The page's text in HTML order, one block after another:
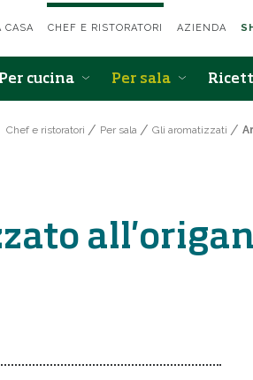
CASA CHEF E RISTORATORI AZIENDA
Per cucina Per sala
Chef e ristoratori Per sala Gli aromatizzati